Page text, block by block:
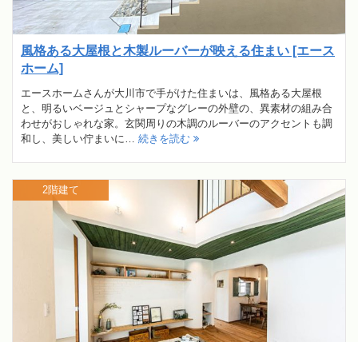
風格ある大屋根と木製ルーバーが映える住まい [エース
ホーム]
エースホームさんが大川市で手がけた住まいは、風格ある大屋根
と、明るいベージュとシャープなグレーの外壁の、異素材の組み合
わせがおしゃれな家。玄関周りの木調のルーバーのアクセントも調
和し、美しい佇まいに… 続きを読む
2階建て